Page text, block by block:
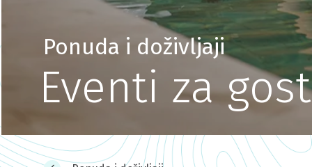
Ponuda i doživljaji
Eventi za